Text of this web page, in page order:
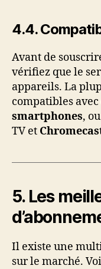
4.4.
Avant de
vérifiez que le
appareils. La
compatibles avec
smartphones,
TV et
5. Les
Il existe une
sur le marché.